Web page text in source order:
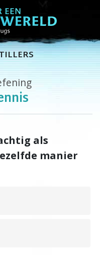
als
manier